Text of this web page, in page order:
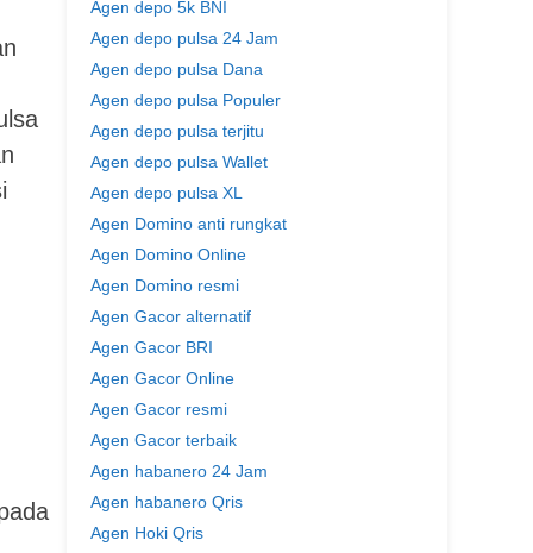
Agen depo 5k BNI
Agen depo pulsa 24 Jam
Agen depo pulsa Dana
Agen depo pulsa Populer
Agen depo pulsa terjitu
Agen depo pulsa Wallet
Agen depo pulsa XL
Agen Domino anti rungkat
Agen Domino Online
Agen Domino resmi
Agen Gacor alternatif
Agen Gacor BRI
Agen Gacor Online
Agen Gacor resmi
Agen Gacor terbaik
Agen habanero 24 Jam
Agen habanero Qris
Agen Hoki Qris